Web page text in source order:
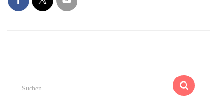
S
u
Suchen …